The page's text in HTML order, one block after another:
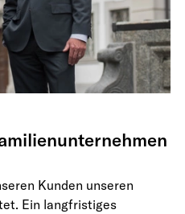
Kunden unseren
Ein langfristiges